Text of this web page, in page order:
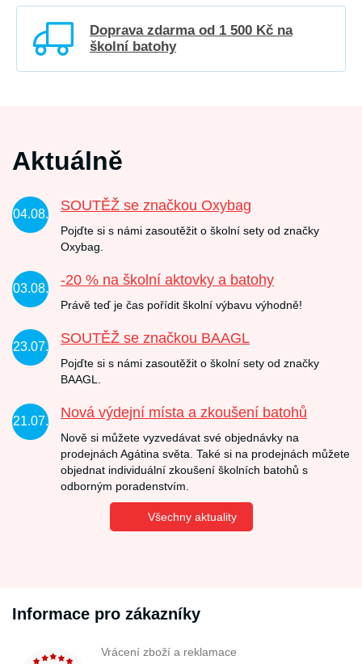
Doprava zdarma od 1 500 Kč na
školní batohy
Aktuálně
04.08.
SOUTĚŽ se značkou Oxybag
Pojďte si s námi zasoutěžit o školní sety od značky
Oxybag.
03.08.
-20 % na školní aktovky a batohy
Právě teď je čas pořídit školní výbavu výhodně!
23.07.
SOUTĚŽ se značkou BAAGL
Pojďte si s námi zasoutěžit o školní sety od značky
BAAGL.
21.07.
Nová výdejní místa a zkoušení batohů
Nově si můžete vyzvedávat své objednávky na
prodejnách Agátina světa. Také si na prodejnách můžete
objednat individuální zkoušení školních batohů s
odborným poradenstvím.
Všechny aktuality
Informace pro zákazníky
Vrácení zboží a reklamace